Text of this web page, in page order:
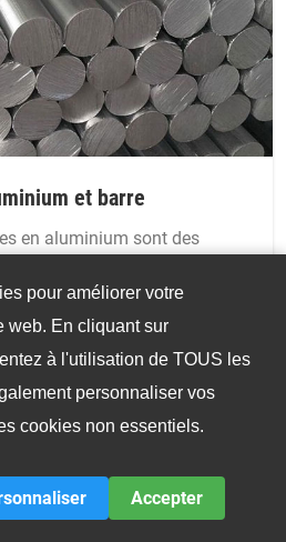
et barre
- un alliage d'aluminium-
thermiquement
excellente résistance à la
pour améliorer votre
web. En cliquant sur
à l'utilisation de TOUS les
personnaliser vos
cookies non essentiels.
Accepter